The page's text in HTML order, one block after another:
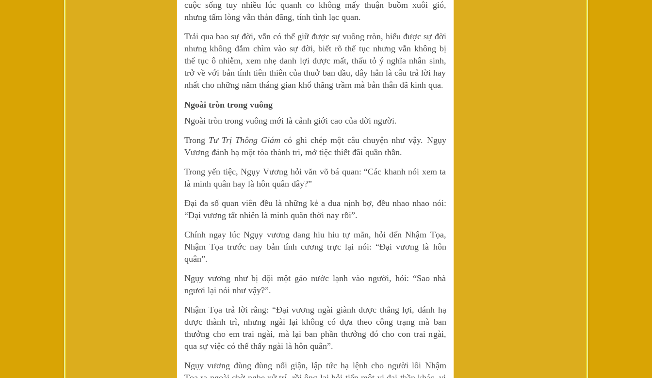
cuộc sống tuy nhiều lúc quanh co không mấy thuận buồm xuôi gió,
nhưng tấm lòng vẫn thản đãng, tính tình lạc quan.
Trải qua bao sự đời, vẫn có thể giữ được sự vuông tròn, hiểu được sự đời
nhưng không đắm chìm vào sự đời, biết rõ thế tục nhưng vẫn không bị
thế tục ô nhiễm, xem nhẹ danh lợi được mất, thấu tỏ ý nghĩa nhân sinh,
trở về với bản tính tiên thiên của thuở ban đầu, đây hẳn là câu trả lời hay
nhất cho những năm tháng gian khổ thăng trầm mà bản thân đã kinh qua.
Ngoài tròn trong vuông
Ngoài tròn trong vuông mới là cảnh giới cao của đời người.
Trong Tư Trị Thông Giám có ghi chép một câu chuyện như vậy. Ngụy
Vương đánh hạ một tòa thành trì, mở tiệc thiết đãi quần thần.
Trong yến tiệc, Ngụy Vương hỏi văn võ bá quan: “Các khanh nói xem ta
là minh quân hay là hôn quân đây?”
Đại đa số quan viên đều là những kẻ a dua nịnh bợ, đều nhao nhao nói:
“Đại vương tất nhiên là minh quân thời nay rồi”.
Chính ngay lúc Ngụy vương đang hiu hiu tự mãn, hỏi đến Nhậm Tọa,
Nhậm Tọa trước nay bản tính cương trực lại nói: “Đại vương là hôn
quân”.
Ngụy vương như bị dội một gáo nước lạnh vào người, hỏi: “Sao nhà
ngươi lại nói như vậy?”.
Nhậm Tọa trả lời rằng: “Đại vương ngài giành được thắng lợi, đánh hạ
được thành trì, nhưng ngài lại không có dựa theo công trạng mà ban
thưởng cho em trai ngài, mà lại ban phần thưởng đó cho con trai ngài,
qua sự việc có thể thấy ngài là hôn quân”.
Ngụy vương đùng đùng nổi giận, lập tức hạ lệnh cho người lôi Nhậm